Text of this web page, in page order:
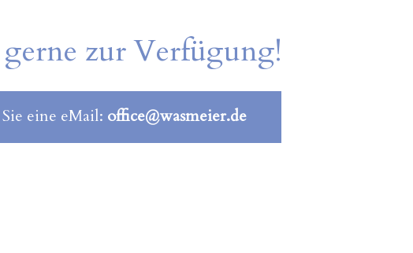
zur Verfügung!
eine eMail: office@wasmeier.de